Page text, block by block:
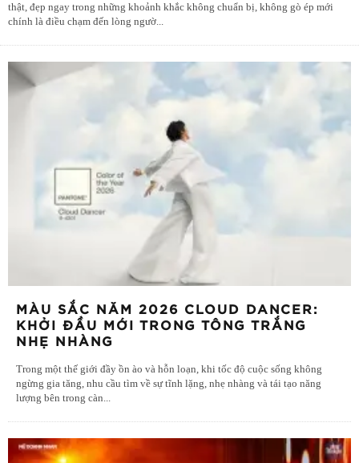
thật, đẹp ngay trong những khoảnh khắc không chuẩn bị, không gò ép mới
chính là điều chạm đến lòng ngườ...
MÀU SẮC NĂM 2026 CLOUD DANCER:
KHỞI ĐẦU MỚI TRONG TÔNG TRẮNG
NHẸ NHÀNG
Trong một thế giới đầy ồn ào và hỗn loạn, khi tốc độ cuộc sống không
ngừng gia tăng, nhu cầu tìm về sự tĩnh lặng, nhẹ nhàng và tái tạo năng
lượng bên trong càn...